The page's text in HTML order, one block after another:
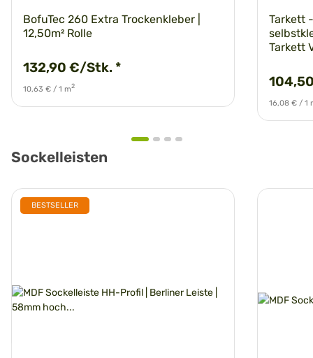
BofuTec 260 Extra Trockenkleber |
12,50m² Rolle
132,90 €/Stk. *
10,63 € / 1 m2
Tarkett
Tarkett
16,08 € / 1
Sockelleisten
BESTSELLER